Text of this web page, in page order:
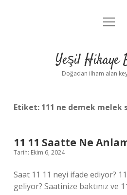
Anasayfa
Yasal
menüyü
Yeşil Hikaye
Doğadan ilham alan
Etiket: 111 ne demek melek
11 11 Saatte Ne
Tarih: Ekim 6, 2024
Saat 11 11 neyi ifade ediyor?
geliyor? Saatinize baktınız ve